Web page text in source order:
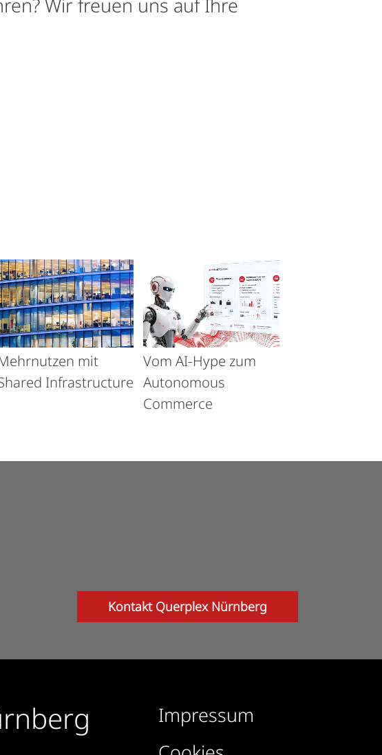
Wir freuen uns auf Ihre
mit
Infrastructure
Vom AI-Hype zum
Autonomous
Commerce
Kontakt Querplex Nürnberg
Impressum